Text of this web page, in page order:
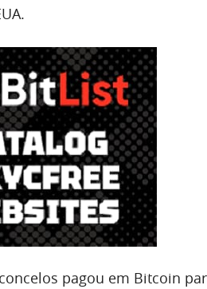
pagou em Bitcoin